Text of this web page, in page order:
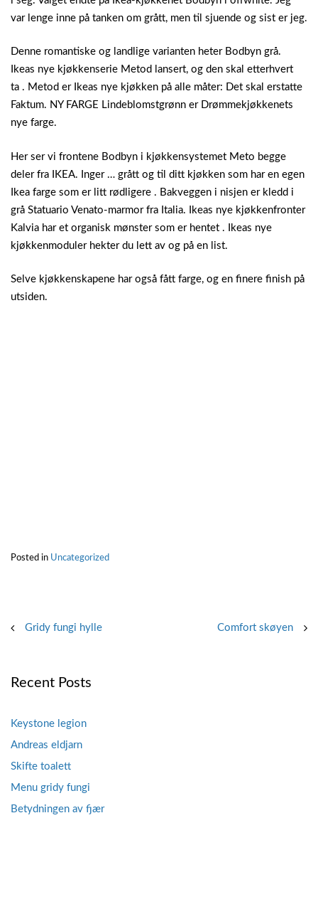
var lenge inne på tanken om grått, men til sjuende og sist er jeg.
Denne romantiske og landlige varianten heter Bodbyn grå.
Ikeas nye kjøkkenserie Metod lansert, og den skal etterhvert
ta . Metod er Ikeas nye kjøkken på alle måter: Det skal erstatte
Faktum. NY FARGE Lindeblomstgrønn er Drømmekjøkkenets
nye farge.
Her ser vi frontene Bodbyn i kjøkkensystemet Meto begge
deler fra IKEA. Inger … grått og til ditt kjøkken som har en egen
Ikea farge som er litt rødligere . Bakveggen i nisjen er kledd i
grå Statuario Venato-marmor fra Italia. Ikeas nye kjøkkenfronter
Kalvia har et organisk mønster som er hentet . Ikeas nye
kjøkkenmoduler hekter du lett av og på en list.
Selve kjøkkenskapene har også fått farge, og en finere finish på
utsiden.
Posted in Uncategorized
Post
Gridy fungi hylle Comfort skøyen
Recent Posts
Keystone legion
Andreas eldjarn
Skifte toalett
Menu gridy fungi
Betydningen av fjær